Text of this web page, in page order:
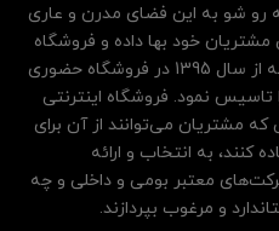
رو شو به این فضای مدرن و عاری
خود بها داده و فروشگاه
اینترنتی خود را بر پایه سال‌ها تجربه از سال 1395 در فروشگاه حضوری
تاسیس نمود. فروشگاه اینترنتی
مشتریان می‌توانند از آن‌ برای
کنند، به انتخاب و ارائه
معتبر بومی و داخلی و چه
و مرغوب بپردازند.